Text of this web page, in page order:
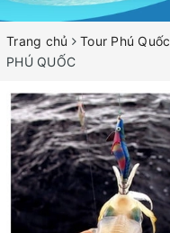
Trang chủ Tour Phú Quốc
PHÚ QUỐC